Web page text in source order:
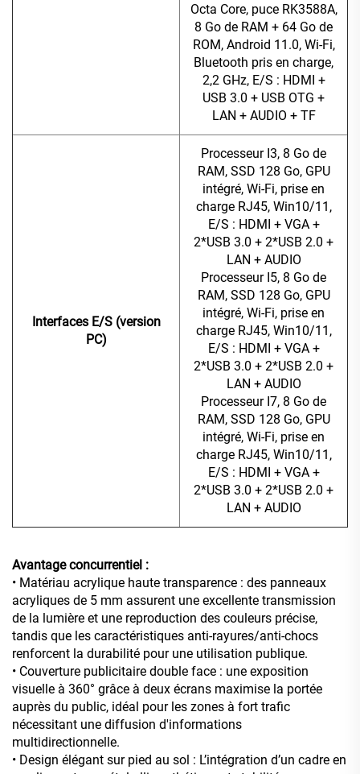
Octa Core, puce RK3588A,
8 Go de RAM + 64 Go de
ROM, Android 11.0, Wi-Fi,
Bluetooth pris en charge,
2,2 GHz, E/S : HDMI +
USB 3.0 + USB OTG +
LAN + AUDIO + TF
Interfaces E/S (version
PC)
Processeur I3, 8 Go de
RAM, SSD 128 Go, GPU
intégré, Wi-Fi, prise en
charge RJ45, Win10/11,
E/S : HDMI + VGA +
2*USB 3.0 + 2*USB 2.0 +
LAN + AUDIO
Processeur I5, 8 Go de
RAM, SSD 128 Go, GPU
intégré, Wi-Fi, prise en
charge RJ45, Win10/11,
E/S : HDMI + VGA +
2*USB 3.0 + 2*USB 2.0 +
LAN + AUDIO
Processeur I7, 8 Go de
RAM, SSD 128 Go, GPU
intégré, Wi-Fi, prise en
charge RJ45, Win10/11,
E/S : HDMI + VGA +
2*USB 3.0 + 2*USB 2.0 +
LAN + AUDIO
Avantage concurrentiel :
• Matériau acrylique haute transparence : des panneaux
acryliques de 5 mm assurent une excellente transmission
de la lumière et une reproduction des couleurs précise,
tandis que les caractéristiques anti-rayures/anti-chocs
renforcent la durabilité pour une utilisation publique.
• Couverture publicitaire double face : une exposition
visuelle à 360° grâce à deux écrans maximise la portée
auprès du public, idéal pour les zones à fort trafic
nécessitant une diffusion d'informations
multidirectionnelle.
• Design élégant sur pied au sol : L’intégration d’un cadre en